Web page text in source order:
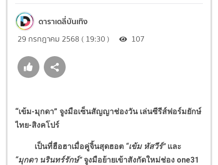
ดาราเดลี่บันเทิง
29 กรกฎาคม 2568 ( 19:30 ) 107
“เข้ม-มุกดา” จูงมือเซ็นสัญญาช่องวัน เล่นซีรีส์ฟอร์มยักษ์
ไทย-สิงคโปร์
เป็นที่ฮือฮาเมื่อคู่จิ้นสุดฮอต “เข้ม หัสวีร์”และ
“มุกดา นรินทร์รักษ์”จูงมือย้ายเข้าสังกัดใหม่ช่อง one31